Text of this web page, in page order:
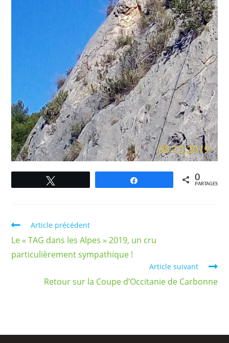
0
PARTAGES
Article précédent
Le « TAG dans les Alpes » 2019, un cru
particulièrement sympathique !
Article suivant
Retour sur la Coupe d’Occitanie de Carbonne